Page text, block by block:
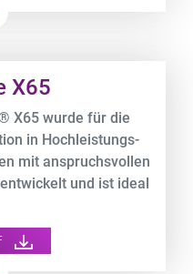
OEE-Daten.
X65
X65 wurde für die
in Hochleistungs-
mit anspruchsvollen
und ist ideal
flexiblen